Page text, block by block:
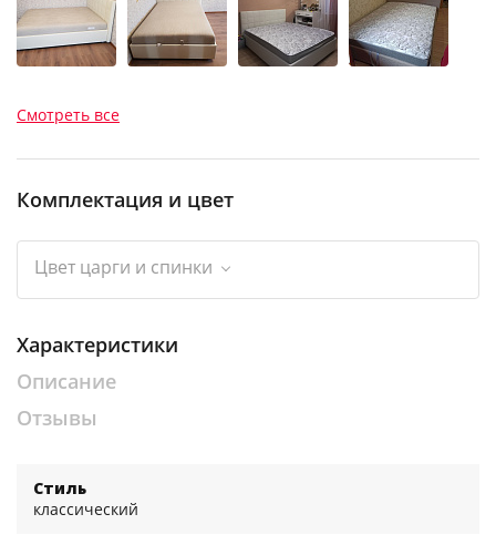
Смотреть все
Комплектация и цвет
Цвет царги и спинки
Характеристики
Описание
Отзывы
Стиль
классический